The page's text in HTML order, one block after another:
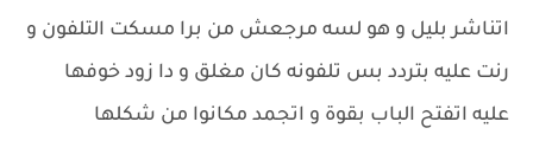
اتناشر بليل و هو لسه مرجعش من برا مسكت التلفون و
رنت عليه بتردد بس تلفونه كان مغلق و دا زود خوفها
عليه اتفتح الباب بقوة و اتجمد مكانوا من شكلها